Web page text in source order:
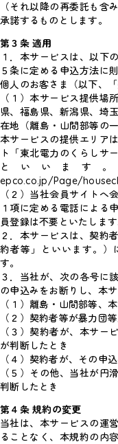
（それ以降の再委託も含
承諾するものとします。
第３条 適用
１． 本サービスは、以下
５条に定める申込方法に
個人のお客さま（以下、
（１）本サービス提供場
県、福島県、新潟県、埼
在地（離島・山間部等の
本サービスの提供エリア
ト「東北電力のくらしサ
といいます。）
epco.co.jp/Page/
（２）当社会員サイトへ
１項に定める電話による
員登録は不要といたします
２．本サービスは、契約
約者等」といいます。）
す。
３．当社が、次の各号に
の申込みをお断りし、本
（１）離島・山間部等、
（２）契約者等が暴力団
（３）契約者が、本サー
が判断したとき
（４）契約者が、その申
（５）その他、当社が円
判断したとき
第４条 規約の変更
当社は、本サービスの運
ることなく、本規約の内